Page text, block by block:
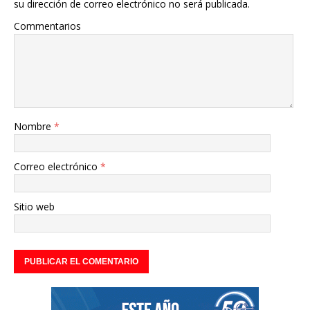
su dirección de correo electrónico no será publicada.
Commentarios
Nombre *
Correo electrónico *
Sitio web